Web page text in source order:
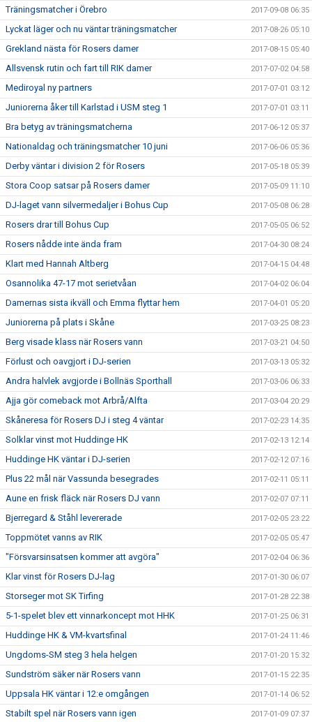
Träningsmatcher i Örebro 2017-09-08 06:35
Lyckat läger och nu väntar träningsmatcher 2017-08-26 05:10
Grekland nästa för Rosers damer 2017-08-15 05:40
Allsvensk rutin och fart till RIK damer 2017-07-02 04:58
Mediroyal ny partners 2017-07-01 03:12
Juniorerna åker till Karlstad i USM steg 1 2017-07-01 03:11
Bra betyg av träningsmatcherna 2017-06-12 05:37
Nationaldag och träningsmatcher 10 juni 2017-06-06 05:36
Derby väntar i division 2 för Rosers 2017-05-18 05:39
Stora Coop satsar på Rosers damer 2017-05-09 11:10
DJ-laget vann silvermedaljer i Bohus Cup 2017-05-08 06:28
Rosers drar till Bohus Cup 2017-05-05 06:52
Rosers nådde inte ända fram 2017-04-30 08:24
Klart med Hannah Altberg 2017-04-15 04:48
Osannolika 47-17 mot serietvåan 2017-04-02 06:04
Damernas sista ikväll och Emma flyttar hem 2017-04-01 05:20
Juniorerna på plats i Skåne 2017-03-25 08:23
Berg visade klass när Rosers vann 2017-03-21 04:50
Förlust och oavgjort i DJ-serien 2017-03-13 05:32
Andra halvlek avgjorde i Bollnäs Sporthall 2017-03-06 06:33
Ajja gör comeback mot Arbrå/Alfta 2017-03-04 20:29
Skåneresa för Rosers DJ i steg 4 väntar 2017-02-23 14:35
Solklar vinst mot Huddinge HK 2017-02-13 12:14
Huddinge HK väntar i DJ-serien 2017-02-12 07:16
Plus 22 mål när Vassunda besegrades 2017-02-11 05:11
Aune en frisk fläck när Rosers DJ vann 2017-02-07 07:11
Bjerregard & Ståhl levererade 2017-02-05 23:22
Toppmötet vanns av RIK 2017-02-05 05:47
"Försvarsinsatsen kommer att avgöra" 2017-02-04 06:36
Klar vinst för Rosers DJ-lag 2017-01-30 06:07
Storseger mot SK Tirfing 2017-01-28 22:38
5-1-spelet blev ett vinnarkoncept mot HHK 2017-01-25 06:31
Huddinge HK & VM-kvartsfinal 2017-01-24 11:46
Ungdoms-SM steg 3 hela helgen 2017-01-20 15:32
Sundström säker när Rosers vann 2017-01-15 22:35
Uppsala HK väntar i 12:e omgången 2017-01-14 06:52
Stabilt spel när Rosers vann igen 2017-01-09 07:37